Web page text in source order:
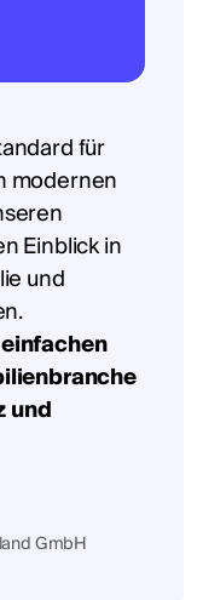
für
modernen
Einblick in
und
und
GmbH